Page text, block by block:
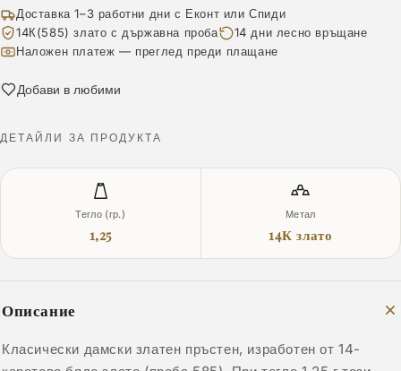
Доставка 1–3 работни дни с Еконт или Спиди
14К(585) злато с държавна проба
14 дни лесно връщане
Наложен платеж — преглед преди плащане
Добави в любими
ДЕТАЙЛИ ЗА ПРОДУКТА
Тегло (гр.)
1,25
Метал
14К злато
Описание
Класически дамски златен пръстен, изработен от 14-